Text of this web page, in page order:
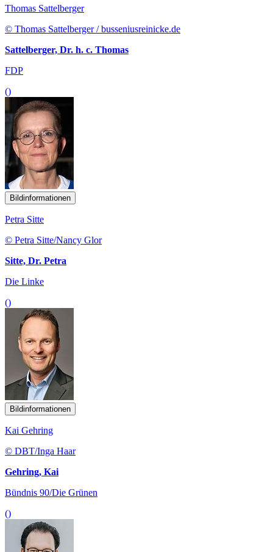
Thomas Sattelberger
© Thomas Sattelberger / busseniusreinicke.de
Sattelberger, Dr. h. c. Thomas
FDP
()
Bildinformationen
Petra Sitte
© Petra Sitte/Nancy Glor
Sitte, Dr. Petra
Die Linke
()
Bildinformationen
Kai Gehring
© DBT/Inga Haar
Gehring, Kai
Bündnis 90/Die Grünen
()